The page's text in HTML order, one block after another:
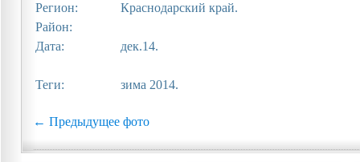
Регион:
Краснодарский край.
Район:
Дата:
дек.14.
Теги: зима 2014.
← Предыдущее фото